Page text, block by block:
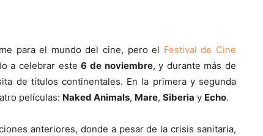
para el mundo del cine, pero el Festival de Cine
a celebrar este6 de noviembre, y durante más de
de títulos continentales. En la primera y segunda
películas: Naked Animals, Mare, Siberia y Echo.
anteriores, donde a pesar de la crisis sanitaria,